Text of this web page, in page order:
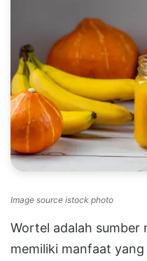
Image source istock photo
Wortel adalah sumber
memiliki manfaat